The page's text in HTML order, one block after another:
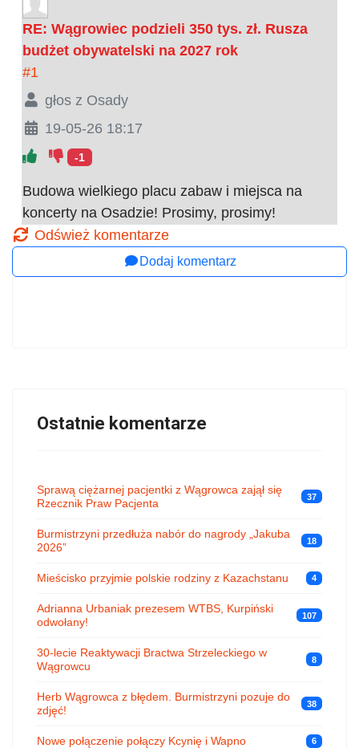
RE: Wągrowiec podzieli 350 tys. zł. Rusza
budżet obywatelski na 2027 rok
#1
głos z Osady
19-05-26 18:17
-1
Budowa wielkiego placu zabaw i miejsca na
koncerty na Osadzie! Prosimy, prosimy!
Odśwież komentarze
Dodaj komentarz
Ostatnie komentarze
Sprawą ciężarnej pacjentki z Wągrowca zajął się
Rzecznik Praw Pacjenta
37
Burmistrzyni przedłuża nabór do nagrody „Jakuba
2026”
18
Mieścisko przyjmie polskie rodziny z Kazachstanu 4
Adrianna Urbaniak prezesem WTBS, Kurpiński
odwołany!
107
30-lecie Reaktywacji Bractwa Strzeleckiego w
Wągrowcu
8
Herb Wągrowca z błędem. Burmistrzyni pozuje do
zdjęć!
38
Nowe połączenie połączy Kcynię i Wapno 6